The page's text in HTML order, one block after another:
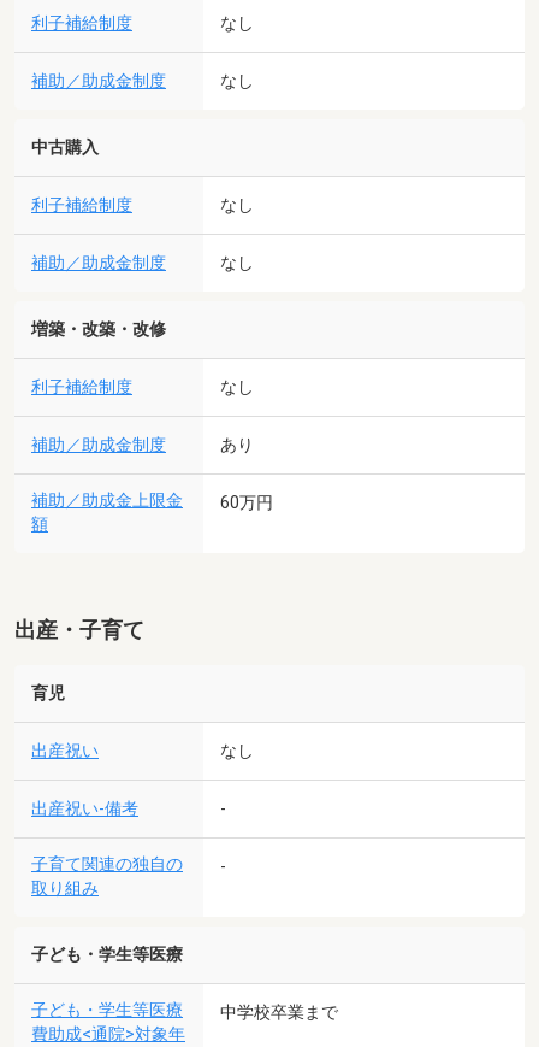
利子補給制度 なし
補助／助成金制度 なし
中古購入
利子補給制度 なし
補助／助成金制度 なし
増築・改築・改修
利子補給制度 なし
補助／助成金制度 あり
補助／助成金上限金
額
60万円
出産・子育て
育児
出産祝い なし
出産祝い-備考 -
子育て関連の独自の
取り組み
-
子ども・学生等医療
子ども・学生等医療
費助成<通院>対象年
中学校卒業まで